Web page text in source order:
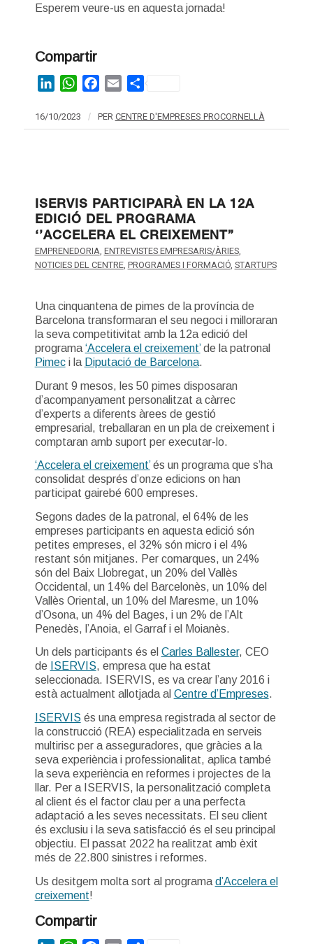
Esperem veure-us en aquesta jornada!
Compartir
LinkedInWhatsAppFacebook
EmailShare
16/10/2023 / PER CENTRE D'EMPRESES PROCORNELLÀ
ISERVIS PARTICIPARÀ EN LA 12A
EDICIÓ DEL PROGRAMA
‘’ACCELERA EL CREIXEMENT”
EMPRENEDORIA, ENTREVISTES EMPRESARIS/ÀRIES,
NOTICIES DEL CENTRE, PROGRAMES I FORMACIÓ, STARTUPS
Una cinquantena de pimes de la província de
Barcelona transformaran el seu negoci i milloraran
la seva competitivitat amb la 12a edició del
programa ‘Accelera el creixement’de la patronal
Pimeci la Diputació de Barcelona.
Durant 9 mesos, les 50 pimes disposaran
d’acompanyament personalitzat a càrrec
d’experts a diferents àrees de gestió
empresarial, treballaran en un pla de creixement i
comptaran amb suport per executar-lo.
‘Accelera el creixement’és un programa que s’ha
consolidat després d’onze edicions on han
participat gairebé 600 empreses.
Segons dades de la patronal, el 64% de les
empreses participants en aquesta edició són
petites empreses, el 32% són micro i el 4%
restant són mitjanes. Per comarques, un 24%
són del Baix Llobregat, un 20% del Vallès
Occidental, un 14% del Barcelonès, un 10% del
Vallès Oriental, un 10% del Maresme, un 10%
d’Osona, un 4% del Bages, i un 2% de l’Alt
Penedès, l’Anoia, el Garraf i el Moianès.
Un dels participants és el Carles Ballester, CEO
de ISERVIS, empresa que ha estat
seleccionada. ISERVIS, es va crear l’any 2016 i
està actualment allotjada al Centre d’Empreses.
ISERVISés una empresa registrada al sector de
la construcció (REA) especialitzada en serveis
multirisc per a asseguradores, que gràcies a la
seva experiència i professionalitat, aplica també
la seva experiència en reformes i projectes de la
llar. Per a ISERVIS, la personalització completa
al client és el factor clau per a una perfecta
adaptació a les seves necessitats. El seu client
és exclusiu i la seva satisfacció és el seu principal
objectiu. El passat 2022 ha realitzat amb èxit
més de 22.800 sinistres i reformes.
Us desitgem molta sort al programa d’Accelera el
creixement!
Compartir